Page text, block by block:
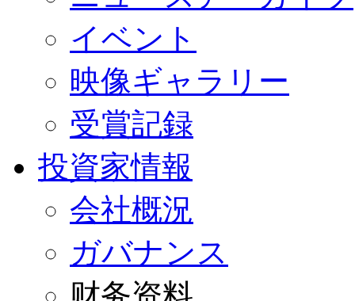
イベント
映像ギャラリー
受賞記録
投資家情報
会社概況
ガバナンス